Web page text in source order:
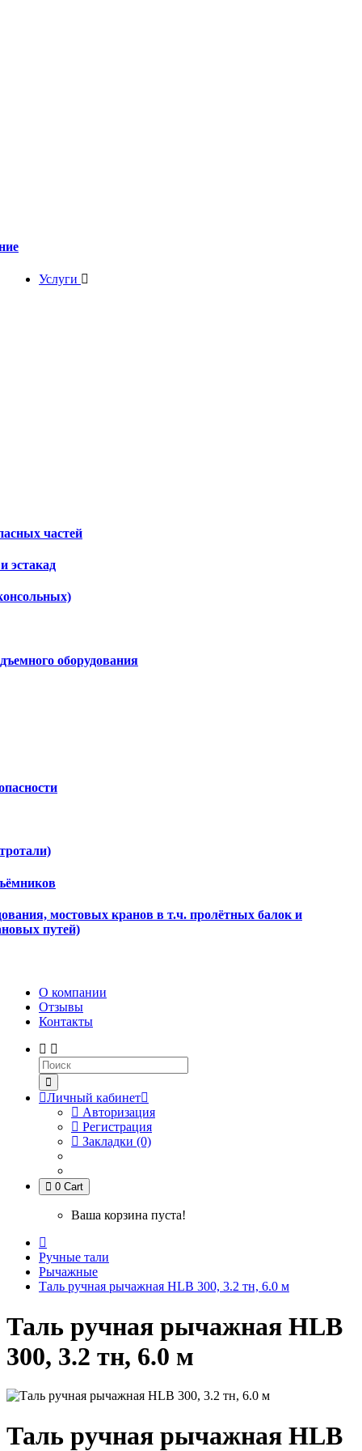
Услуги
частей
эстакад
оборудования
мостовых кранов в т.ч. пролётных балок и
путей)
О компании
Отзывы
Контакты
Личный кабинет
Авторизация
Регистрация
Закладки (0)
0 Cart
Ваша корзина пуста!
Ручные тали
Рычажные
Таль ручная рычажная HLB 300, 3.2 тн, 6.0 м
Таль ручная рычажная HLB
300, 3.2 тн, 6.0 м
Таль ручная рычажная HLB